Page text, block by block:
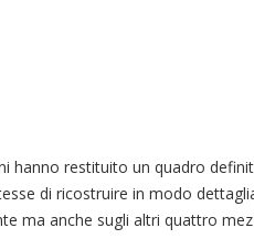
hanno restituito un quadro
di ricostruire in modo
ma anche sugli altri quattro